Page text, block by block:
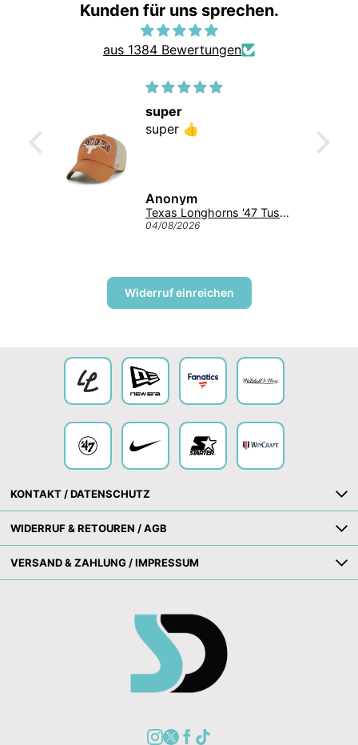
Kunden für uns sprechen.
aus 1384 Bewertungen
super
super 👍
Anonym
Texas Longhorns '47 Tuscaloosa Trawler Clean Up NCAA College Cap Burnt Orange
04/08/2026
Widerruf einreichen
KONTAKT / DATENSCHUTZ
WIDERRUF & RETOUREN / AGB
VERSAND & ZAHLUNG / IMPRESSUM